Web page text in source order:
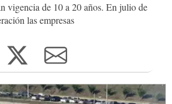
vigencia de 10 a 20 años. En julio de
las empresas